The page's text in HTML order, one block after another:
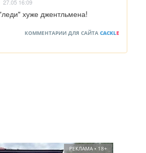
27.05 16:09
хуже джентльмена!
КОММЕНТАРИИ ДЛЯ САЙТА CACKLE
РЕКЛАМА • 18+